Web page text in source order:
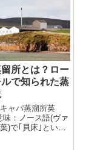
る表示の意味を
所とは？ロー
で知られた蒸
ャパ蒸溜所英
味：ノース語(ヴァ
)で｢貝床｣という